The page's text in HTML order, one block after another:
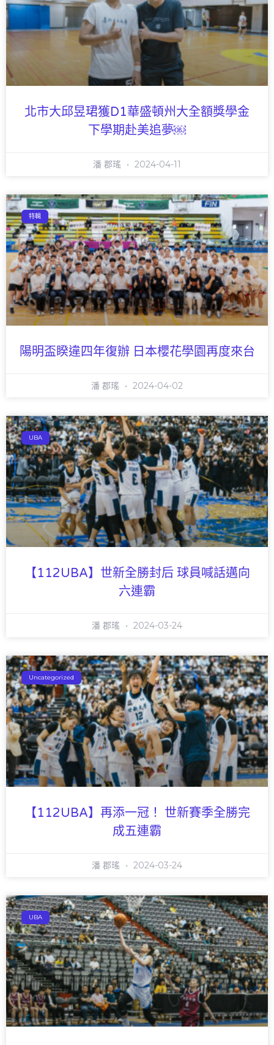
北市大邱昱珺獲D1華盛頓州大全額獎學金
下學期赴美追夢￼
潘 郡瑤 2024-04-11
特輯
陽明盃睽違四年復辦 日本櫻花學園再度來台
潘 郡瑤 2024-04-02
UBA
【112UBA】世新全勝封后 球員喊話邁向
六連霸
潘 郡瑤 2024-03-24
Uncategorized
【112UBA】再添一冠！ 世新賽季全勝完
成五連霸
潘 郡瑤 2024-03-24
UBA